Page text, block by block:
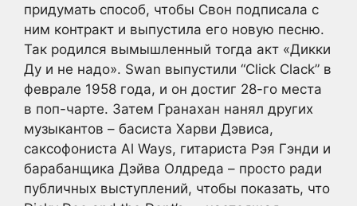
придумать способ, чтобы Свон подписала с
ним контракт и выпустила его новую песню.
Так родился вымышленный тогда акт «Дикки
Ду и не надо». Swan выпустили “Click Clack” в
феврале 1958 года, и он достиг 28-го места
в поп-чарте. Затем Гранахан нанял других
музыкантов – басиста Харви Дэвиса,
саксофониста Al Ways, гитариста Рэя Гэнди и
барабанщика Дэйва Олдреда – просто ради
публичных выступлений, чтобы показать, что